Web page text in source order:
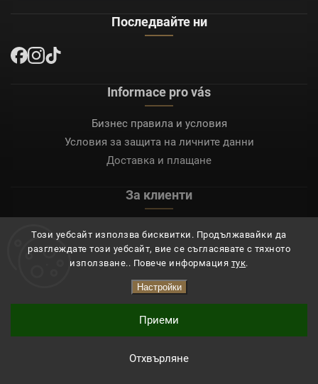
Този уебсайт използва бисквитки. Продължавайки да
разглеждате този уебсайт, вие се съгласявате с тяхното
използване.. Повече информация тук.
Настройки
Отхвърляне
Приеми
Последвайте ни
Informace pro vás
Бизнес правила и условия
Условия за защита на личните данни
Доставка и плащане
За клиенти
Регистрация
Вход
Mocafino.bg. Всички права запазени.